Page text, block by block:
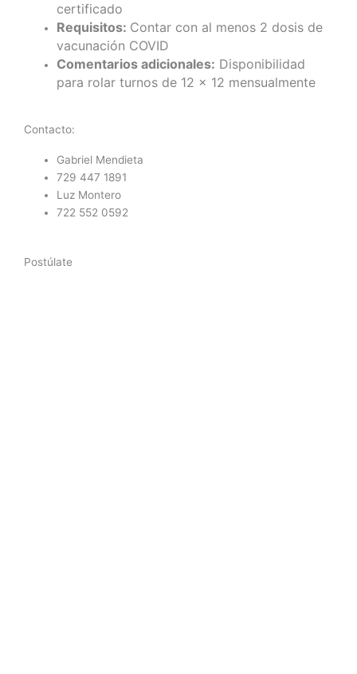
certificado
Requisitos: Contar con al menos 2 dosis de
vacunación COVID
Comentarios adicionales: Disponibilidad
para rolar turnos de 12 x 12 mensualmente
Contacto:
Gabriel Mendieta
729 447 1891
Luz Montero
722 552 0592
Postúlate